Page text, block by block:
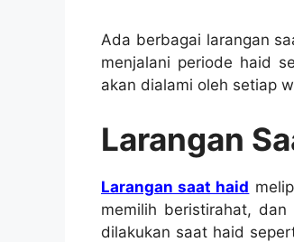
Ada berbagai larangan
menjalani periode haid
akan dialami oleh setiap
Larangan
Larangan saat haid
memilih beristirahat,
dilakukan saat haid